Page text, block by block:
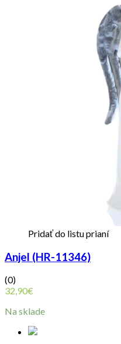
Pridať do listu prianí
Anjel (HR-11346)
(0)
32,90€
Na sklade